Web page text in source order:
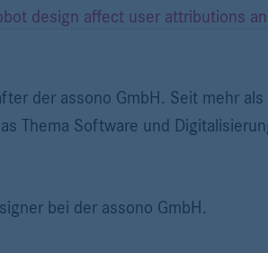
design affect user attributions
der assono GmbH. Seit mehr
Thema Software und
bei der assono GmbH.